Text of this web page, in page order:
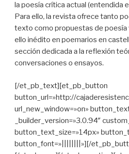
la poesía crítica actual (entendida
Para ello, la revista ofrece tanto
texto como propuestas de poesía
ello inédito en poemarios en
sección dedicada a la reflexión
conversaciones o ensayos.
[/et_pb_text][et_pb_button
button_url=»http://
url_new_window=»on»
_builder_version=»3.0.94″
button_text_size=»14px»
button_font=»||||||||»][/